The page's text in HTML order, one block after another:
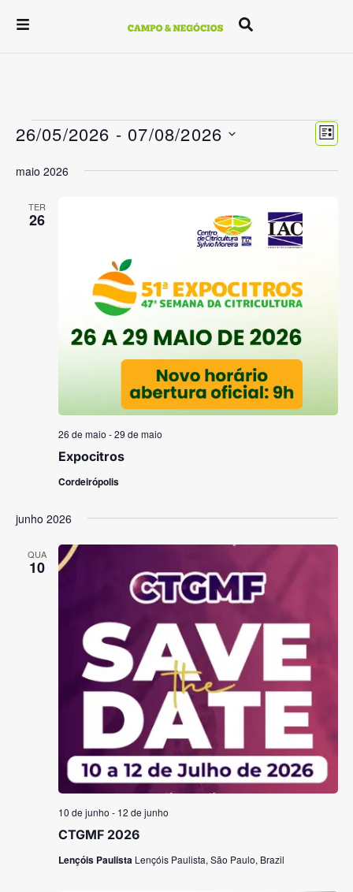
de
do
26/05/2026 - 07/08/2026
a
data.
maio 2026
TER
26
Expocitros
26 de maio -29 de maio
Cordeirópolis
junho 2026
QUA
10
CTGMF 2026
10 de junho - 12 de junho
Lençóis Paulista Lençóis Paulista, São Paulo, Brazil